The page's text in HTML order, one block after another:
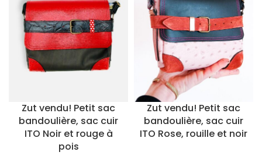
Zut vendu! Petit sac
bandoulière, sac cuir
ITO Noir et rouge à
pois
Zut vendu! Petit sac
bandoulière, sac cuir
ITO Rose, rouille et noir